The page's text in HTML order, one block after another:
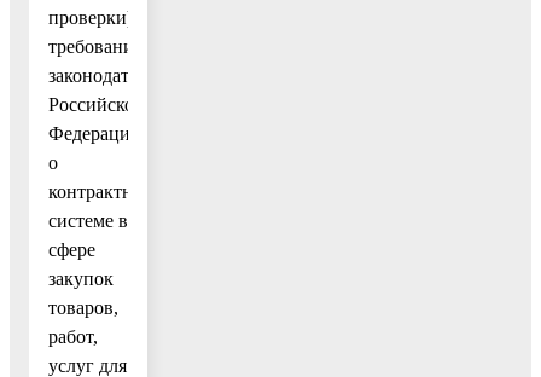
проверки),
требований
законодательства
Российской
Федерации
о
контрактной
системе в
сфере
закупок
товаров,
работ,
услуг для